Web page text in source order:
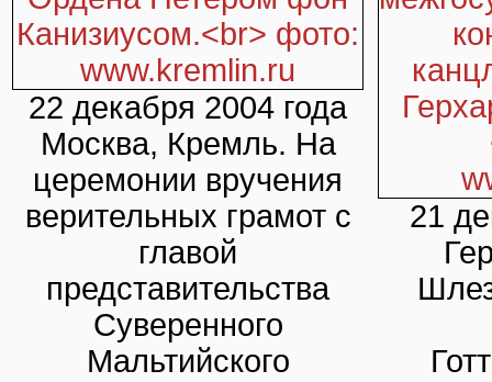
22 декабря 2004 года
Москва, Кремль. На
церемонии вручения
верительных грамот с
главой
представительства
Суверенного
Мальтийского
21